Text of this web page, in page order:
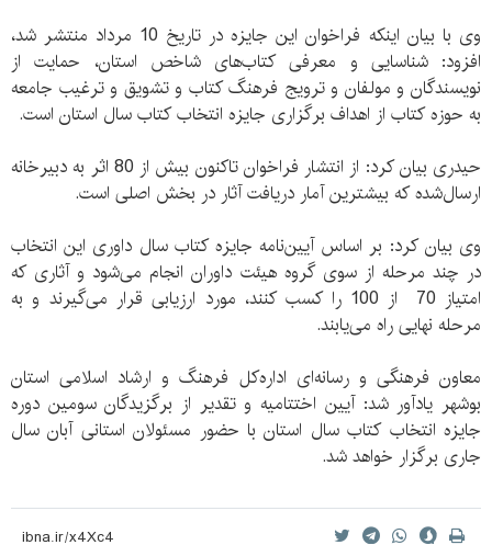
وی با بیان اینکه فراخوان این جایزه در تاریخ 10 مرداد منتشر شد،
افزود: شناسایی و معرفی کتاب‌های شاخص استان، حمایت از
نویسندگان و مولفان و ترویج فرهنگ کتاب و تشویق و ترغیب جامعه
به حوزه کتاب از اهداف برگزاری جایزه انتخاب کتاب سال استان است.
حیدری بیان کرد: از انتشار فراخوان تاکنون بیش از 80 اثر به دبیرخانه
ارسال‌شده که بیشترین آمار دریافت آثار در بخش اصلی است.
وی بیان کرد: بر اساس آیین‌نامه جایزه کتاب سال داوری این انتخاب
در چند مرحله از سوی گروه هیئت داوران انجام می‌شود و آثاری که
امتیاز 70 از 100 را کسب کنند، مورد ارزیابی قرار می‌گیرند و به
مرحله نهایی راه می‌یابند.
معاون فرهنگی و رسانه‌ای اداره‌کل فرهنگ و ارشاد اسلامی استان
بوشهر یادآور شد: آیین اختتامیه و تقدیر از برگزیدگان سومین دوره
جایزه انتخاب کتاب سال استان با حضور مسئولان استانی آبان سال
جاری برگزار خواهد شد.